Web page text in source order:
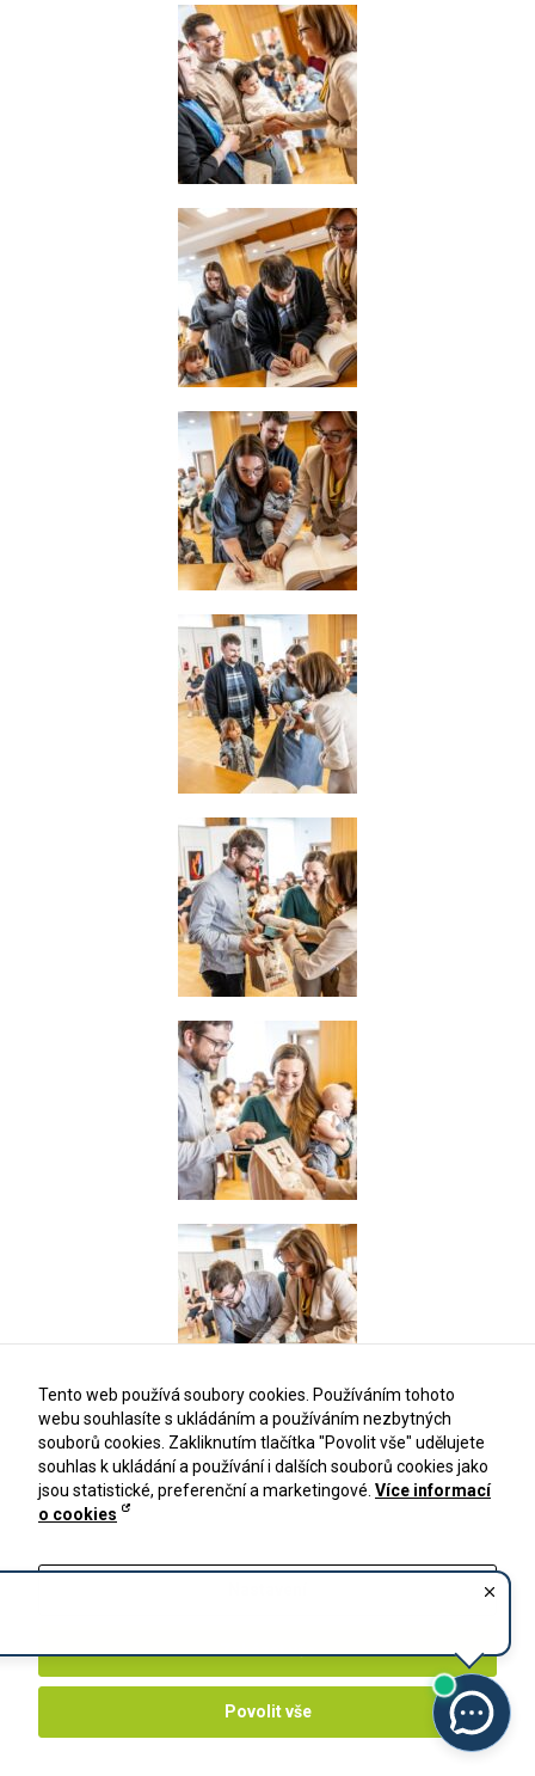
Tento web používá soubory cookies. Používáním tohoto
webu souhlasíte s ukládáním a používáním nezbytných
souborů cookies. Zakliknutím tlačítka "Povolit vše" udělujete
souhlas k ukládání a používání i dalších souborů cookies jako
jsou statistické, preferenční a marketingové. Více informací
o cookies
Zakázat vše
Povolit vše